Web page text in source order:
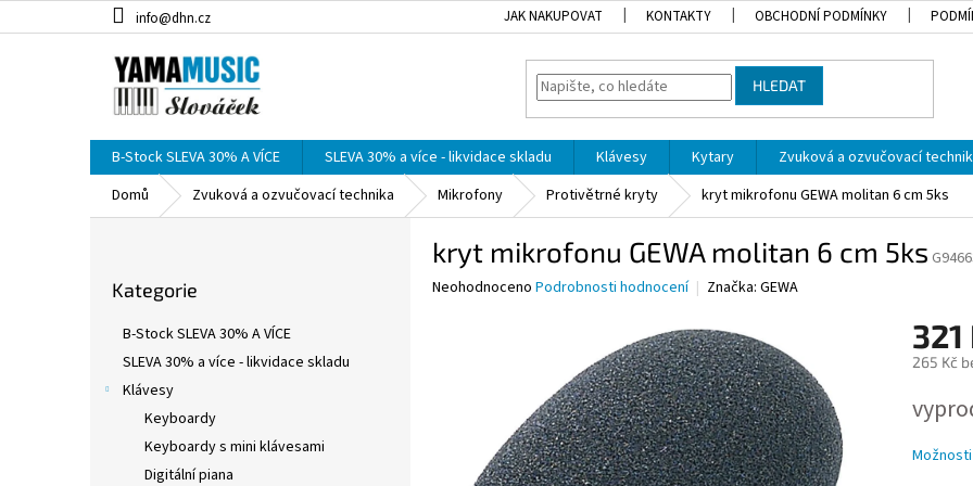
na
info@dhn.cz JAK NAKUPOVAT KONTAKTY OBCHODNÍ PODMÍNKY
HLEDAT
B-Stock SLEVA 30% A VÍCE SLEVA 30% a více - likvidace skladu Klávesy Kytary Zvuková a ozvučovací
Domů
Zvuková a ozvučovací technika Mikrofony Protivětrné kryty kryt mikrofonu GEWA molitan 6 cm 5ks
kategorie
Kategorie
B-Stock SLEVA 30% A VÍCE
SLEVA 30% a více - likvidace skladu
Klávesy
Keyboardy
Keyboardy s mini klávesami
Digitální piana
kryt mikrofonu GEWA molitan 6 cm 5ks
Průměrné
Neohodnoceno Podrobnosti hodnocení Značka: GEWA
321
265 Kč
cena: